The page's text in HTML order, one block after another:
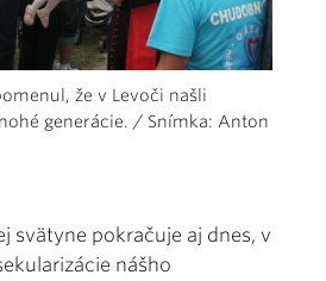
že v Levoči našli
generácie. / Snímka: Anton
svätyne pokračuje aj dnes, v
nášho